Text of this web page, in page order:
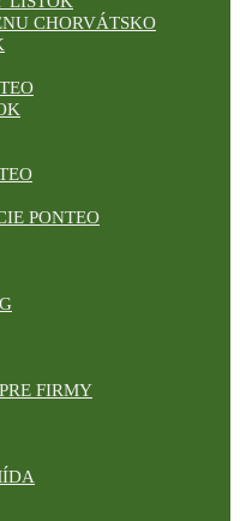
CHORVÁTSKO
PONTEO
FIRMY